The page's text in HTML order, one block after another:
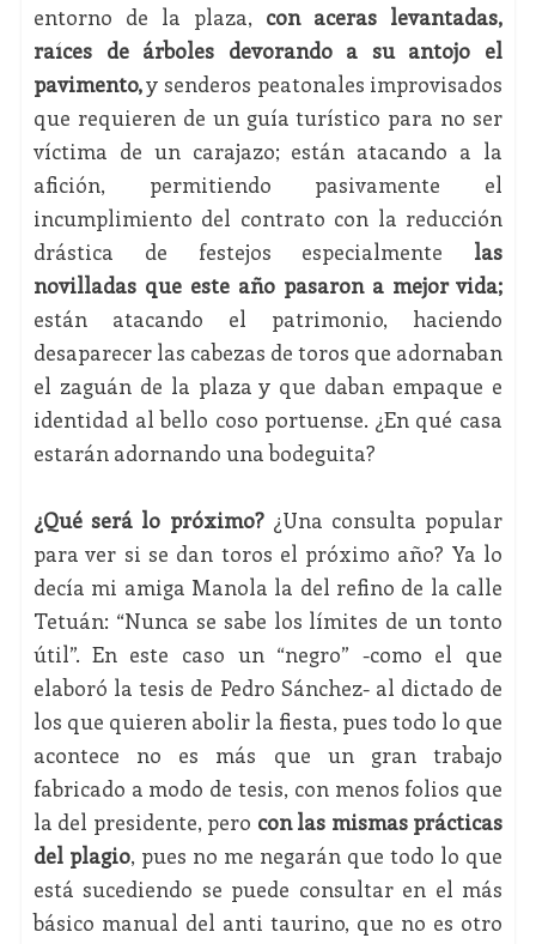
entorno de la plaza, con aceras levantadas,
raíces de árboles devorando a su antojo el
pavimento,y senderos peatonales improvisados
que requieren de un guía turístico para no ser
víctima de un carajazo; están atacando a la
afición, permitiendo pasivamente el
incumplimiento del contrato con la reducción
drástica de festejos especialmente las
novilladas que este año pasaron a mejor vida;
están atacando el patrimonio, haciendo
desaparecer las cabezas de toros que adornaban
el zaguán de la plaza y que daban empaque e
identidad al bello coso portuense. ¿En qué casa
estarán adornando una bodeguita?
¿Qué será lo próximo?¿Una consulta popular
para ver si se dan toros el próximo año? Ya lo
decía mi amiga Manola la del refino de la calle
Tetuán: “Nunca se sabe los límites de un tonto
útil”. En este caso un “negro” -como el que
elaboró la tesis de Pedro Sánchez- al dictado de
los que quieren abolir la fiesta, pues todo lo que
acontece no es más que un gran trabajo
fabricado a modo de tesis, con menos folios que
la del presidente, pero con las mismas prácticas
del plagio, pues no me negarán que todo lo que
está sucediendo se puede consultar en el más
básico manual del anti taurino, que no es otro